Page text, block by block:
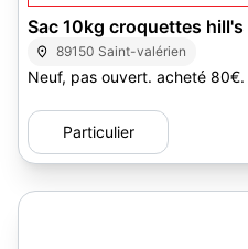
Sac 10kg croquettes
89150 Saint-valérien
Neuf, pas ouvert. acheté
Particulier